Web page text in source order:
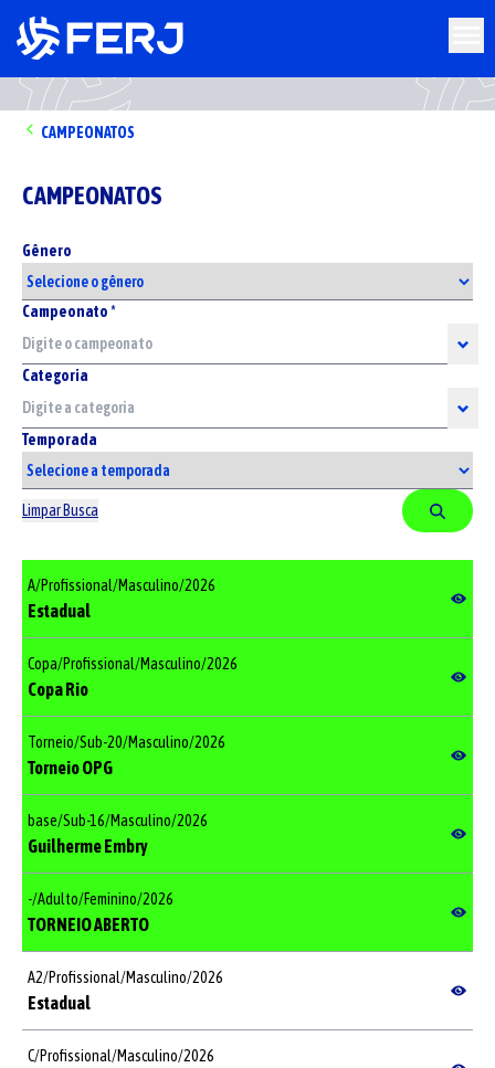
CAMPEONATOS
CAMPEONATOS
Gênero
Campeonato *
Categoria
Temporada
Limpar Busca
A/Profissional/Masculino/2026
Estadual
Copa/Profissional/Masculino/2026
Copa Rio
Torneio/Sub-20/Masculino/2026
Torneio OPG
base/Sub-16/Masculino/2026
Guilherme Embry
-/Adulto/Feminino/2026
TORNEIO ABERTO
A2/Profissional/Masculino/2026
Estadual
C/Profissional/Masculino/2026